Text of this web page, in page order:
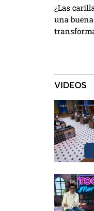
¿Las
una
VIDEOS